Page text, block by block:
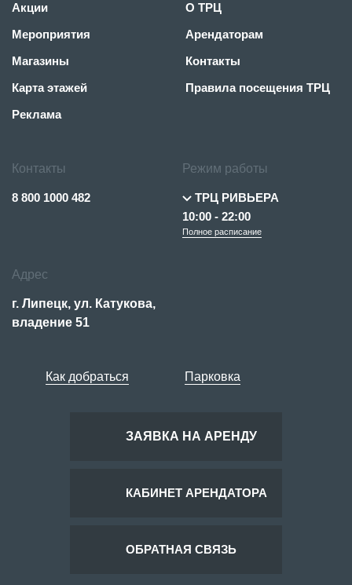
Адрес
г. Липецк, ул. Катукова,
владение 51
Как добраться Парковка
ЗАЯВКА НА АРЕНДУ
Контакты
8 800 1000 482
Режим работы
ТРЦ РИВЬЕРА
10:00 - 22:00
Полное расписание
Акции
Мероприятия
Магазины
Карта этажей
Реклама
О ТРЦ
Арендаторам
Контакты
Правила посещения ТРЦ
КАБИНЕТ АРЕНДАТОРА
ОБРАТНАЯ СВЯЗЬ